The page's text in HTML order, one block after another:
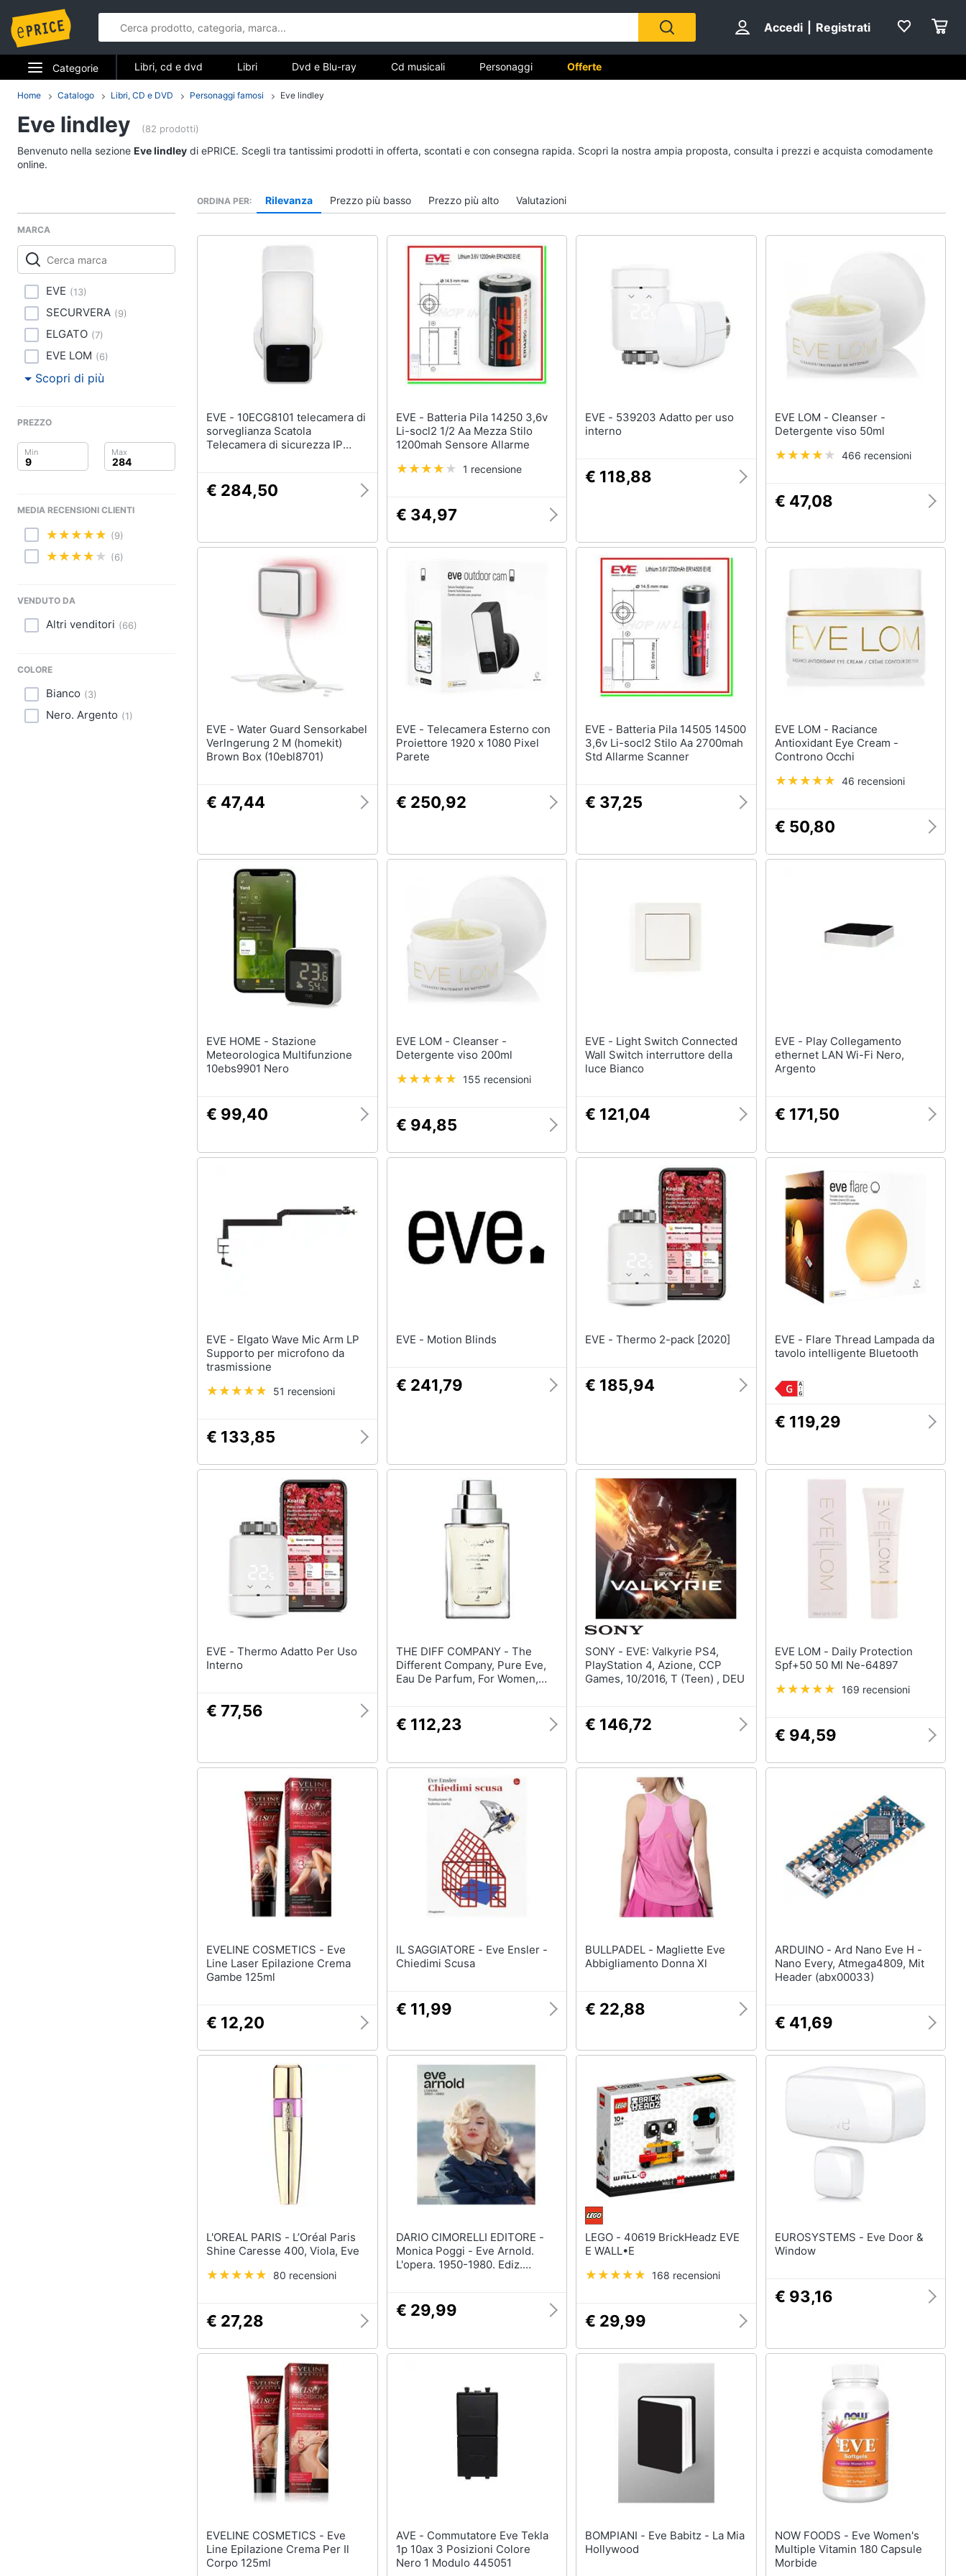
Accedi Registrati
Categorie
Elettrodomestici
Informatica
Videogiochi
Audio e musica
Arredo
Brico e Giardinaggio
Prima infanzia
Fotografia
Motori
Libri, cd e dvd
Libri di Cucina
Architettura
Walt disney film
Musica Leggera
Vedi tutti
Libri, cd e dvd Libri Dvd e Blu-ray Cd musicali Personaggi Offerte
Home Catalogo Libri, CD e DVD Personaggi famosi Eve lindley
Eve lindley (82 prodotti)
Benvenuto nella sezione Eve lindley di ePRICE. Scegli tra tantissimi prodotti in offerta, scontati e con consegna rapida. Scopri la nostra ampia proposta, consulta i prezzi e acquista comodamente
online.
MARCA
EVE (13)
SECURVERA (9)
ELGATO (7)
EVE LOM (6)
Scopri di più
PREZZO
MEDIA RECENSIONI CLIENTI
(9)
(6)
VENDUTO DA
Altri venditori (66)
COLORE
Bianco (3)
Nero. Argento (1)
ORDINA PER Rilevanza Prezzo più basso Prezzo più alto Valutazioni
EVE - 10ECG8101 telecamera di
sorveglianza Scatola
Telecamera di sicurezza IP
€ 284,50
EVE - Batteria Pila 14250 3,6v
Li-socl2 1/2 Aa Mezza Stilo
1200mah Sensore Allarme
1 recensione
€ 34,97
EVE - 539203 Adatto per uso
interno
€ 118,88
EVE LOM - Cleanser -
Detergente viso 50ml
466 recensioni
€ 47,08
EVE - Water Guard Sensorkabel
Verlngerung 2 M (homekit)
Brown Box (10ebl8701)
€ 47,44
EVE - Telecamera Esterno con
Proiettore 1920 x 1080 Pixel
Parete
€ 250,92
EVE - Batteria Pila 14505 14500
3,6v Li-socl2 Stilo Aa 2700mah
Std Allarme Scanner
€ 37,25
EVE LOM - Raciance
Antioxidant Eye Cream -
Controno Occhi
46 recensioni
€ 50,80
EVE HOME - Stazione
Meteorologica Multifunzione
10ebs9901 Nero
€ 99,40
EVE LOM - Cleanser -
Detergente viso 200ml
155 recensioni
€ 94,85
EVE - Light Switch Connected
Wall Switch interruttore della
luce Bianco
€ 121,04
EVE - Play Collegamento
ethernet LAN Wi-Fi Nero,
Argento
€ 171,50
EVE - Elgato Wave Mic Arm LP
Supporto per microfono da
trasmissione
51 recensioni
€ 133,85
EVE - Motion Blinds
€ 241,79
EVE - Thermo 2-pack [2020]
€ 185,94
EVE - Flare Thread Lampada da
tavolo intelligente Bluetooth
€ 119,29
EVE - Thermo Adatto Per Uso
Interno
€ 77,56
THE DIFF COMPANY - The
Different Company, Pure Eve,
Eau De Parfum, For Women,
€ 112,23
SONY - EVE: Valkyrie PS4,
PlayStation 4, Azione, CCP
Games, 10/2016, T (Teen) , DEU
€ 146,72
EVE LOM - Daily Protection
Spf+50 50 Ml Ne-64897
169 recensioni
€ 94,59
EVELINE COSMETICS - Eve
Line Laser Epilazione Crema
Gambe 125ml
€ 12,20
IL SAGGIATORE - Eve Ensler -
Chiedimi Scusa
€ 11,99
BULLPADEL - Magliette Eve
Abbigliamento Donna Xl
€ 22,88
ARDUINO - Ard Nano Eve H -
Nano Every, Atmega4809, Mit
Header (abx00033)
€ 41,69
L'OREAL PARIS - L’Oréal Paris
Shine Caresse 400, Viola, Eve
80 recensioni
€ 27,28
DARIO CIMORELLI EDITORE -
Monica Poggi - Eve Arnold.
L'opera. 1950-1980. Ediz.
€ 29,99
LEGO - 40619 BrickHeadz EVE
E WALL•E
168 recensioni
€ 29,99
EUROSYSTEMS - Eve Door &
Window
€ 93,16
EVELINE COSMETICS - Eve
Line Epilazione Crema Per Il
Corpo 125ml
AVE - Commutatore Eve Tekla
1p 10ax 3 Posizioni Colore
Nero 1 Modulo 445051
BOMPIANI - Eve Babitz - La Mia
Hollywood
NOW FOODS - Eve Women's
Multiple Vitamin 180 Capsule
Morbide